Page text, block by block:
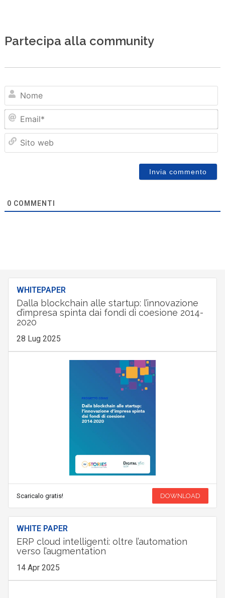
Partecipa alla community
0 COMMENTI
WHITEPAPER
Dalla blockchain alle startup: l’innovazione
d’impresa spinta dai fondi di coesione 2014-
2020
28 Lug 2025
Scaricalo gratis! DOWNLOAD
WHITE PAPER
ERP cloud intelligenti: oltre l’automation
verso l’augmentation
14 Apr 2025